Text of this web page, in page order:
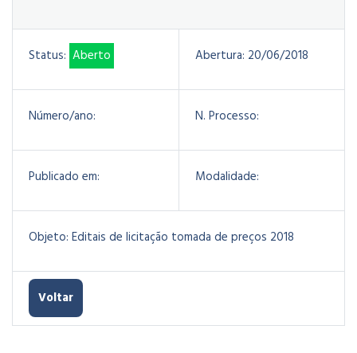
Status: Aberto Abertura: 20/06/2018
Número/ano: N. Processo:
Publicado em: Modalidade:
Objeto: Editais de licitação tomada de preços 2018
Voltar